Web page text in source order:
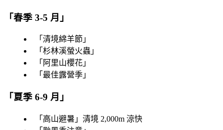
「春季 3-5 月 」
「 清境綿羊節 」
「 杉林溪螢火蟲 」
「 阿里山櫻花 」
「 最佳露營季 」
「 夏季 6-9 月 」
「 高山避暑 」清境 2,000m 涼快